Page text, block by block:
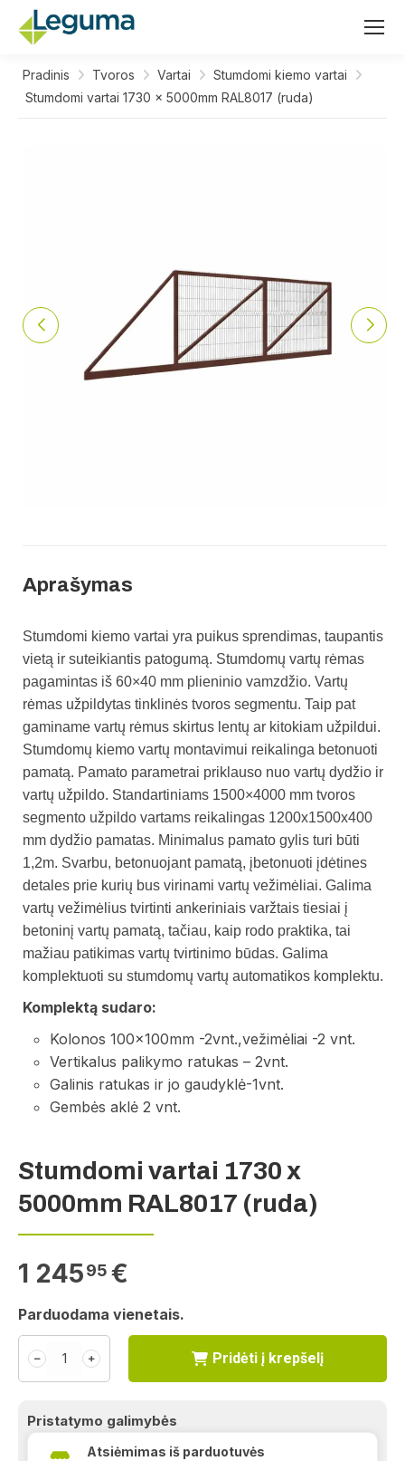
Pradinis Tvoros Vartai
Stumdomi kiemo vartai
Stumdomi vartai 1730 x 5000mm RAL8017 (ruda)
Aprašymas
Stumdomi kiemo vartai yra puikus sprendimas, taupantis
vietą ir suteikiantis patogumą. Stumdomų vartų rėmas
pagamintas iš 60×40 mm plieninio vamzdžio. Vartų
rėmas užpildytas tinklinės tvoros segmentu. Taip pat
gaminame vartų rėmus skirtus lentų ar kitokiam užpildui.
Stumdomų kiemo vartų montavimui reikalinga betonuoti
pamatą. Pamato parametrai priklauso nuo vartų dydžio ir
vartų užpildo. Standartiniams 1500×4000 mm tvoros
segmento užpildo vartams reikalingas 1200x1500x400
mm dydžio pamatas. Minimalus pamato gylis turi būti
1,2m. Svarbu, betonuojant pamatą, įbetonuoti įdėtines
detales prie kurių bus virinami vartų vežimėliai. Galima
vartų vežimėlius tvirtinti ankeriniais varžtais tiesiai į
betoninį vartų pamatą, tačiau, kaip rodo praktika, tai
mažiau patikimas vartų tvirtinimo būdas. Galima
komplektuoti su stumdomų vartų automatikos komplektu.
Komplektą sudaro:
Kolonos 100x100mm -2vnt.,vežimėliai -2 vnt.
Vertikalus palikymo ratukas – 2vnt.
Galinis ratukas ir jo gaudyklė-1vnt.
Gembės aklė 2 vnt.
Stumdomi vartai 1730 x
5000mm RAL8017 (ruda)
1 24595 €
Parduodama vienetais.
﹣ ﹢ Pridėti į krepšelį
Pristatymo galimybės
Atsiėmimas iš parduotuvės